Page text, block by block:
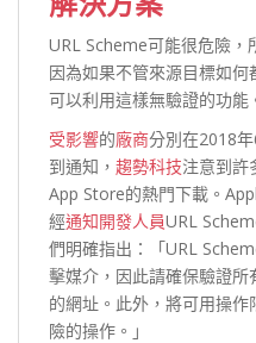
URL Scheme可能很危險，
因為如果不管來源目標如
可以利用這樣無驗證的功能
受影響的廠商分別在2018
到通知， 趨勢科技注意到許
App Store的熱門下載。
經通知開發人員URL
們明確指出：「URL
擊媒介，因此請確保驗證
的網址。此外，將可用操
險的操作。」